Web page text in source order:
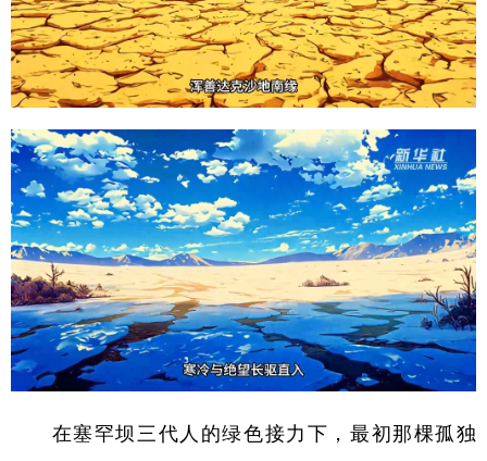
北京 天津 河北 山西
辽宁 吉林 上海 江苏
浙江 安徽 福建 江西
山东 河南 湖北 湖南
广东 广西 海南 重庆
四川 贵州 云南 西藏
陕西 甘肃 青海 宁夏
新疆 内蒙古 黑龙江
多语种频道
在塞罕坝三代人的绿色接力下，最初那棵孤独